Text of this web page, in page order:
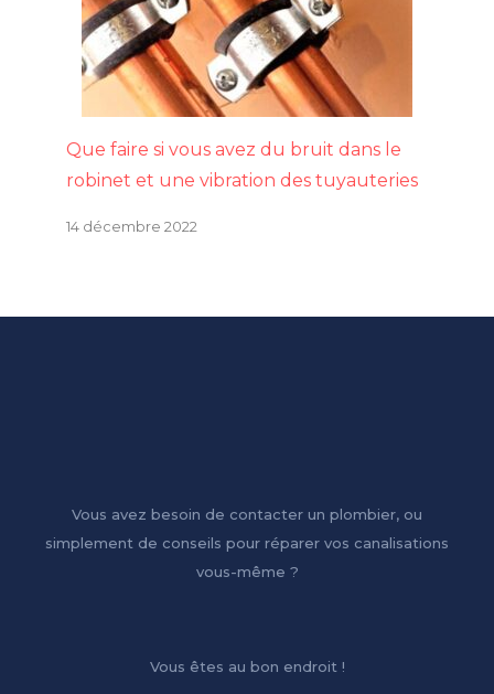
Que faire si vous avez du bruit dans le
robinet et une vibration des tuyauteries
14 décembre 2022
Vous avez besoin de contacter un plombier, ou
simplement de conseils pour réparer vos canalisations
vous-même ?
Vous êtes au bon endroit !